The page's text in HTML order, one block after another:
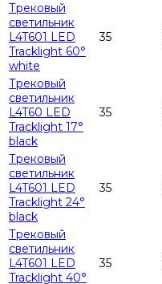
Трековый
светильник
L4T601 LED
Tracklight 60°
white
35
Трековый
светильник
L4T60 LED
Tracklight 17°
black
35
Трековый
светильник
L4T601 LED
Tracklight 24°
black
35
Трековый
светильник
L4T601 LED
Tracklight 40°
35